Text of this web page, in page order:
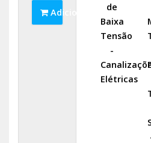
Adicionar ao Cesto
de
Baixa
Tensão
-
Elétricas